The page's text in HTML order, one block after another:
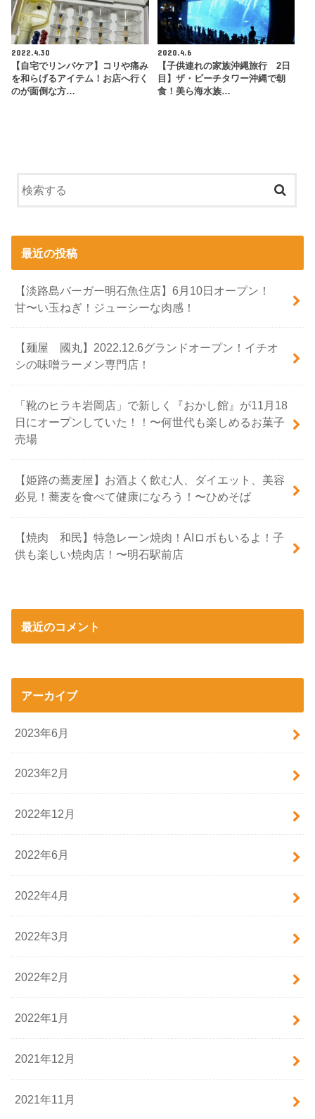
2022.4.30
【自宅でリンパケア】コリや痛み
を和らげるアイテム！お店へ行く
のが面倒な方…
2020.4.6
【子供連れの家族沖縄旅行 2日
目】ザ・ビーチタワー沖縄で朝
食！美ら海水族…
最近の投稿
【淡路島バーガー明石魚住店】6月10日オープン！
甘〜い玉ねぎ！ジューシーな肉感！
【麺屋 國丸】2022.12.6グランドオープン！イチオ
シの味噌ラーメン専門店！
「靴のヒラキ岩岡店」で新しく『おかし館』が11月18
日にオープンしていた！！〜何世代も楽しめるお菓子
売場
【姫路の蕎麦屋】お酒よく飲む人、ダイエット、美容
必見！蕎麦を食べて健康になろう！〜ひめそば
【焼肉 和民】特急レーン焼肉！AIロボもいるよ！子
供も楽しい焼肉店！〜明石駅前店
最近のコメント
アーカイブ
2023年6月
2023年2月
2022年12月
2022年6月
2022年4月
2022年3月
2022年2月
2022年1月
2021年12月
2021年11月